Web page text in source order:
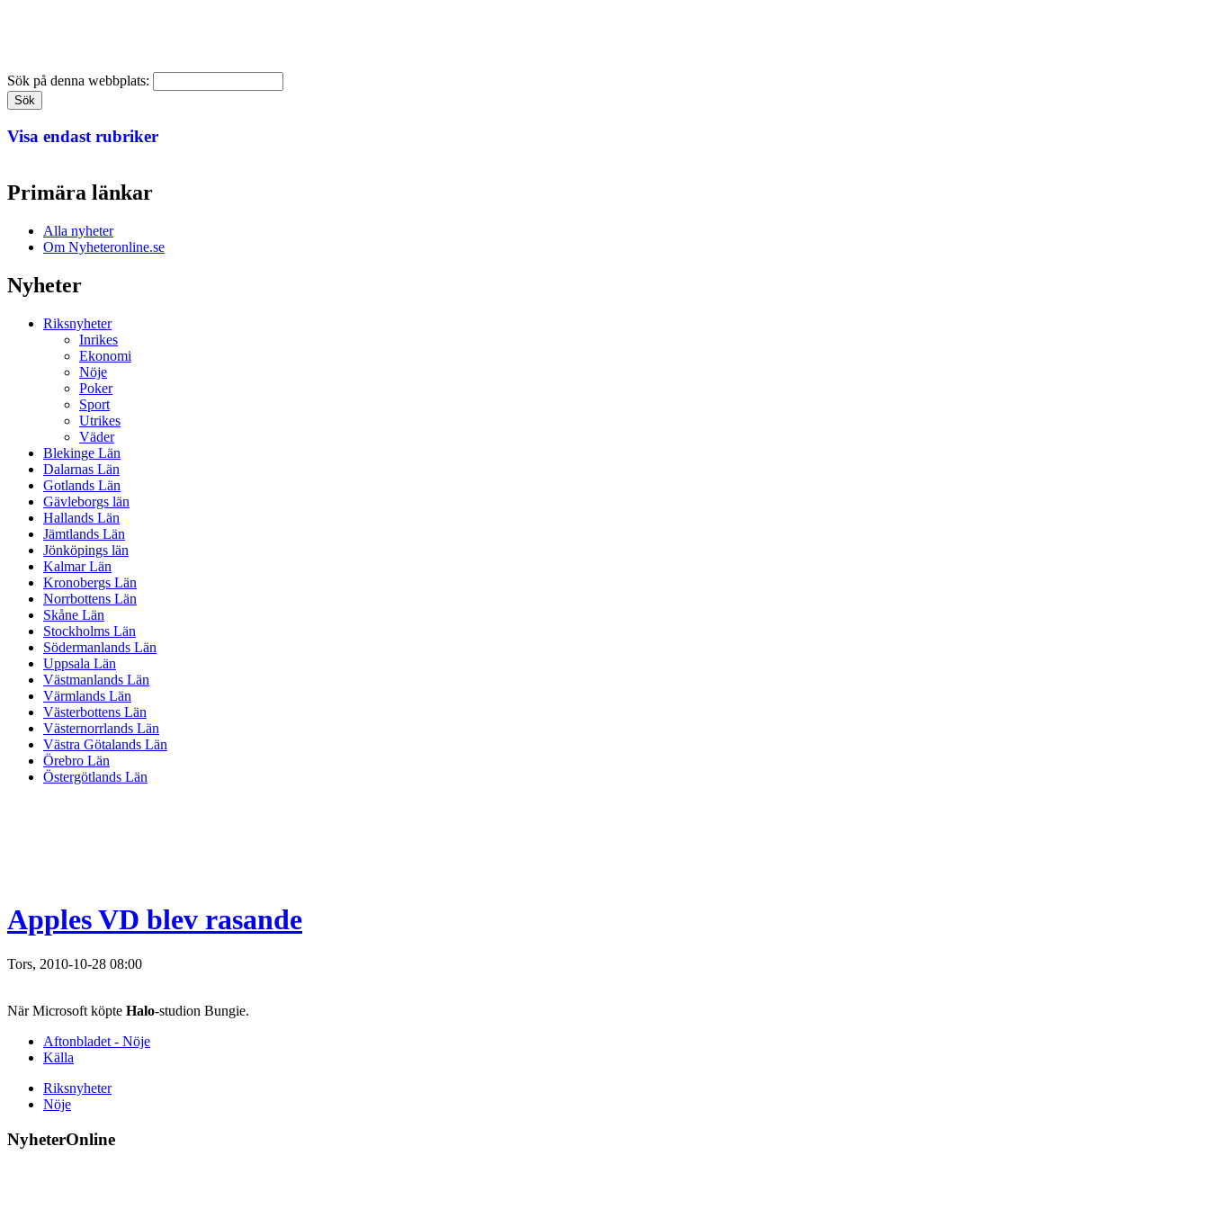
Sök på denna webbplats:
Visa endast rubriker
Primära länkar
Alla nyheter
Om Nyheteronline.se
Nyheter
Riksnyheter
Inrikes
Ekonomi
Nöje
Poker
Sport
Utrikes
Väder
Blekinge Län
Dalarnas Län
Gotlands Län
Gävleborgs län
Hallands Län
Jämtlands Län
Jönköpings län
Kalmar Län
Kronobergs Län
Norrbottens Län
Skåne Län
Stockholms Län
Södermanlands Län
Uppsala Län
Västmanlands Län
Värmlands Län
Västerbottens Län
Västernorrlands Län
Västra Götalands Län
Örebro Län
Östergötlands Län
Apples VD blev rasande
Tors, 2010-10-28 08:00
När Microsoft köpte Halo-studion Bungie.
Aftonbladet - Nöje
Källa
Riksnyheter
Nöje
NyheterOnline